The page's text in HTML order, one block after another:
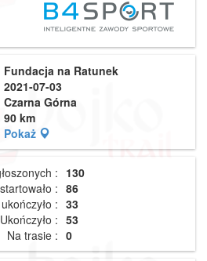
Fundacja na Ratunek
2021-07-03
Czarna Górna
90 km
Pokaż
: 130
: 86
: 33
Ukończyło : 53
Na trasie : 0